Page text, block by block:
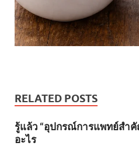
RELATED POSTS
รู้แล้ว “อุปกรณ์การแพทย์สำคั
อะไร